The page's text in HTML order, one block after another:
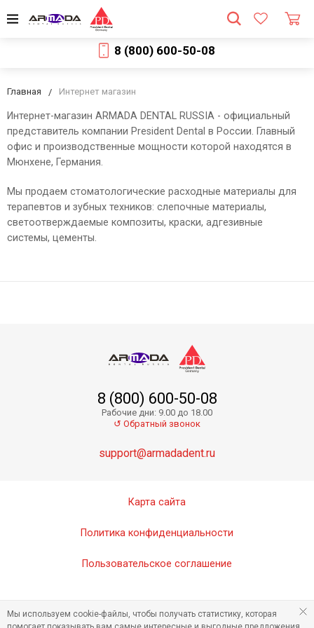
8 (800) 600-50-08
Главная Интернет магазин
Интернет-магазин ARMADA DENTAL RUSSIA - официальный
представитель компании President Dental в России. Главный
офис и производственные мощности которой находятся в
Мюнхене, Германия.
Мы продаем стоматологические расходные материалы для
терапевтов и зубных техников: слепочные материалы,
светоотверждаемые композиты, краски, адгезивные
системы, цементы.
8 (800) 600-50-08
Рабочие дни: 9.00 до 18.00
↺ Обратный звонок
support@armadadent.ru
Карта сайта
Политика конфиденциальности
Пользовательское соглашение
Мы используем cookie-файлы, чтобы получать статистику, которая